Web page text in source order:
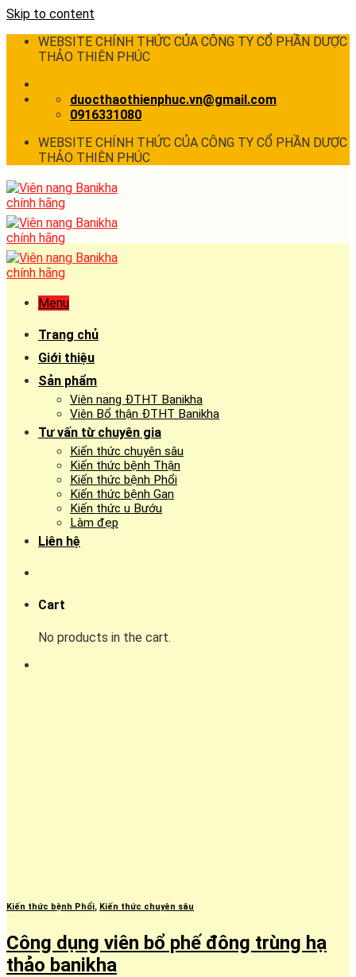
Skip to content
WEBSITE CHÍNH THỨC CỦA CÔNG TY CỔ PHẦN DƯỢC
THẢO THIÊN PHÚC
duocthaothienphuc.vn@gmail.com
0916331080
WEBSITE CHÍNH THỨC CỦA CÔNG TY CỔ PHẦN DƯỢC
THẢO THIÊN PHÚC
Menu
Trang chủ
Giới thiệu
Sản phẩm
Viên nang ĐTHT Banikha
Viên Bổ thận ĐTHT Banikha
Tư vấn từ chuyên gia
Kiến thức chuyên sâu
Kiến thức bệnh Thận
Kiến thức bệnh Phổi
Kiến thức bệnh Gan
Kiến thức u Bướu
Làm đẹp
Liên hệ
Cart
No products in the cart.
Kiến thức bệnh Phổi, Kiến thức chuyên sâu
Công dụng viên bổ phế đông trùng hạ
thảo banikha